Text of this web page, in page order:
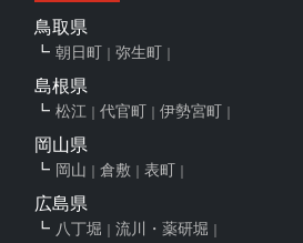
鳥取県
朝日町 弥生町
島根県
松江 代官町 伊勢宮町
岡山県
岡山 倉敷 表町
広島県
八丁堀 流川・薬研堀